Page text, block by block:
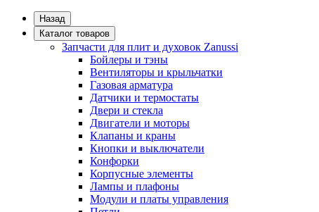
Назад
Каталог товаров
Запчасти для плит и духовок Zanussi
Бойлеры и тэны
Вентиляторы и крыльчатки
Газовая арматура
Датчики и термостаты
Двери и стекла
Двигатели и моторы
Клапаны и краны
Кнопки и выключатели
Конфорки
Корпусные элементы
Лампы и плафоны
Модули и платы управления